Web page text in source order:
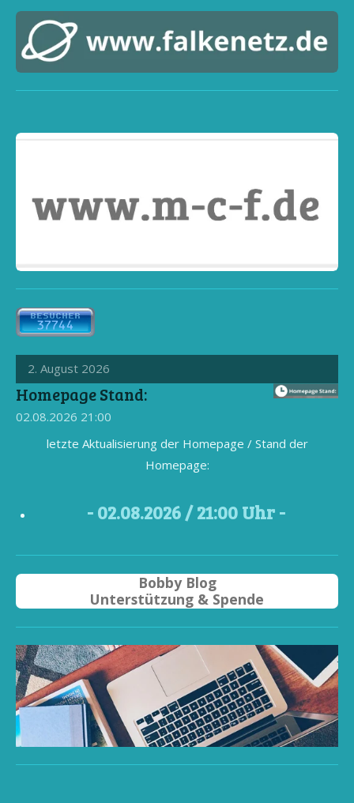
2. August 2026
Homepage Stand:
02.08.2026 21:00
letzte Aktualisierung der Homepage / Stand der
Homepage:
- 02.08.2026 / 21:00 Uhr -
Bobby Blog
Unterstützung & Spende